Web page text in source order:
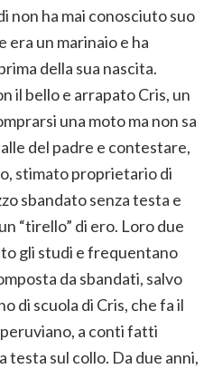
non ha mai conosciuto suo
era un marinaio e ha
della sua nascita.
il bello e arrapato Cris, un
una moto ma non sa
del padre e contestare,
stimato proprietario di
sbandato senza testa e
“tirello” di ero. Loro due
gli studi e frequentano
da sbandati, salvo
di scuola di Cris, che fa il
a conti fatti
testa sul collo. Da due anni,